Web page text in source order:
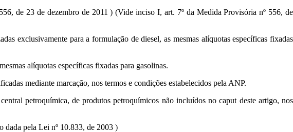
de 23 de dezembro de 2011 ) (Vide inciso I, art. 7º da Medida Provisória nº 556, de
exclusivamente para a formulação de diesel, as mesmas alíquotas específicas fixadas
alíquotas específicas fixadas para gasolinas.
mediante marcação, nos termos e condições estabelecidos pela ANP.
petroquímica, de produtos petroquímicos não incluídos no caput deste artigo, nos
dada pela Lei nº 10.833, de 2003 )